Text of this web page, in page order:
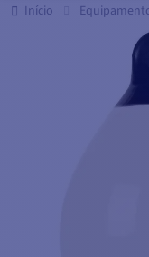
Início